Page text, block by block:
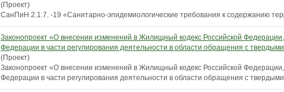
(Проект)
СанПиН 2.1.7. -19 «Санитарно-эпидемиологические требования к содержанию
Законопроект «О внесении изменений в Жилищный кодекс Российской
Федерации в части регулирования деятельности в области обращения с
(Проект)
Законопроект «О внесении изменений в Жилищный кодекс Российской
Федерации в части регулирования деятельности в области обращения с